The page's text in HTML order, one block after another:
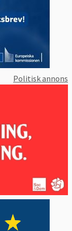
Politisk annons